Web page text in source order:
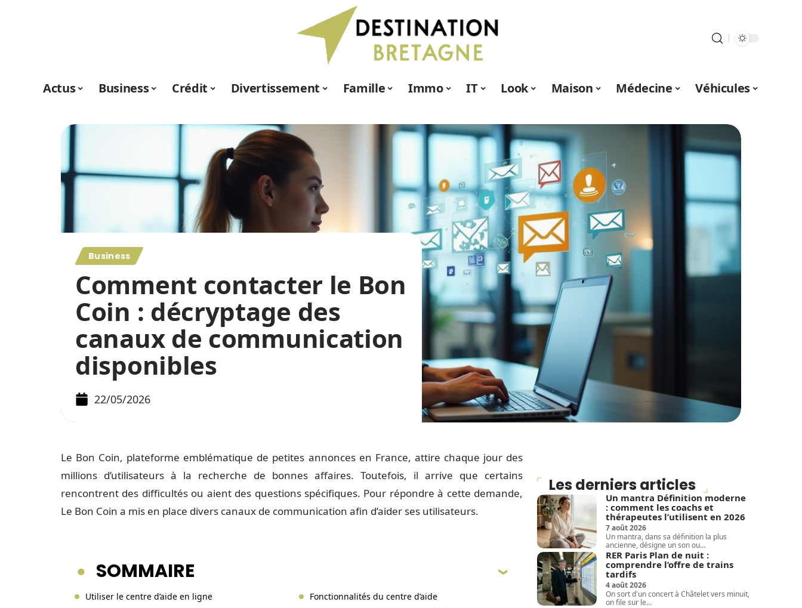
Actus Business Crédit Divertissement Famille Immo IT Look Maison Médecine Véhicules
Business
Comment contacter le Bon
Coin : décryptage des
canaux de communication
disponibles
22/05/2026
Le Bon Coin, plateforme emblématique de petites annonces en France, attire chaque jour des
millions d’utilisateurs à la recherche de bonnes affaires. Toutefois, il arrive que certains
rencontrent des difficultés ou aient des questions spécifiques. Pour répondre à cette demande,
Le Bon Coin a mis en place divers canaux de communication afin d’aider ses utilisateurs.
SOMMAIRE
Utiliser le centre d’aide en ligne
Fonctionnalités du centre d’aide
Les derniers articles
Un mantra Définition moderne
: comment les coachs et
thérapeutes l’utilisent en 2026
7 août 2026
Un mantra, dans sa définition la plus
ancienne, désigne un son ou…
RER Paris Plan de nuit :
comprendre l’offre de trains
tardifs
4 août 2026
On sort d'un concert à Châtelet vers minuit,
on file sur le…